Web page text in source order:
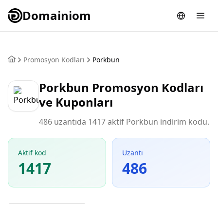
Domainiom
Promosyon Kodları Porkbun
Porkbun Promosyon Kodları
ve Kuponları
486 uzantıda 1417 aktif Porkbun indirim kodu.
Aktif kod
1417
Uzantı
486